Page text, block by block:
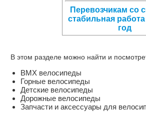
Перевозчикам со
стабильная
год
В этом разделе можно найти и
ВМХ велосипеды
Горные велосипеды
Детские велосипеды
Дорожные велосипеды
Запчасти и аксессуары для